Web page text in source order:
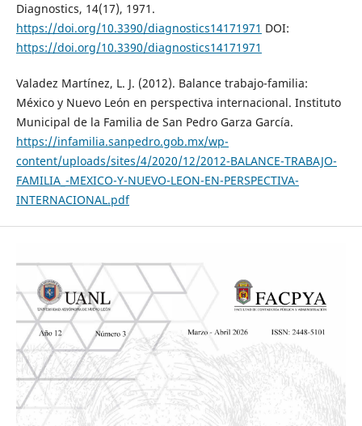
Diagnostics, 14(17), 1971.
https://doi.org/10.3390/diagnostics14171971 DOI:
https://doi.org/10.3390/diagnostics14171971
Valadez Martínez, L. J. (2012). Balance trabajo-familia:
México y Nuevo León en perspectiva internacional. Instituto
Municipal de la Familia de San Pedro Garza García.
https://infamilia.sanpedro.gob.mx/wp-
content/uploads/sites/4/2020/12/2012-BALANCE-TRABAJO-
FAMILIA_-MEXICO-Y-NUEVO-LEON-EN-PERSPECTIVA-
INTERNACIONAL.pdf